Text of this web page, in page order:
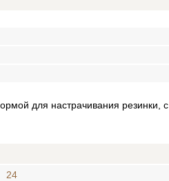
для настрачивания резинки, с
24